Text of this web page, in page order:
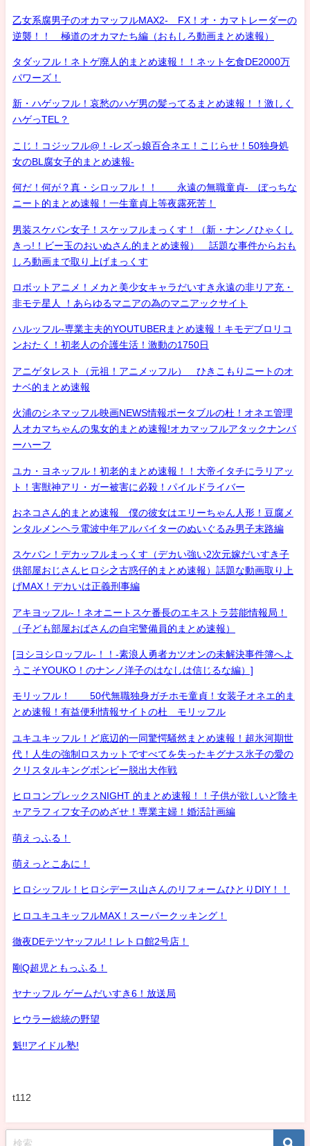
乙女系腐男子のオカマッフルMAX2- FX！オ・カマトレーダーの
逆襲！！ 極道のオカマたち編（おもしろ動画まとめ速報）
タダッフル！ネトゲ廃人的まとめ速報！！ネット乞食DE2000万
パワーズ！
新・ハゲッフル！哀愁のハゲ男の髪ってるまとめ速報！！激しく
ハゲっTEL？
こじ！コジッフル@！-レズっ娘百合ネエ！こじらせ！50独身処
女のBL腐女子的まとめ速報-
何だ！何が？真・シロッフル！！ 永遠の無職童貞- ぼっちな
ニート的まとめ速報！一生童貞上等夜露死苦！
男装スケバン女子！スケッフルまっくす！（新・ナンノひゃくし
きっ!！ビー玉のおいぬさん的まとめ速報） 話題な事件からおも
しろ動画まで取り上げまっくす
ロボットアニメ！メカと美少女キャラだいすき永遠の非リア充・
非モテ星人 ！あらゆるマニアの為のマニアックサイト
ハルッフル-専業主夫的YOUTUBERまとめ速報！キモデブロリコ
ンおたく！初老人の介護生活！激動の1750日
アニゲタレスト（元祖！アニメッフル） ひきこもりニートのオ
ナベ的まとめ速報
火浦のシネマッフル映画NEWS情報ポータブルの杜！オネエ管理
人オカマちゃんの鬼女的まとめ速報!オカマッフルアタックナンバ
ーハーフ
ユカ・ヨネッフル！初老的まとめ速報！！大帝イタチにラリアッ
ト！害獣神アリ・ガー被害に必殺！パイルドライバー
おネコさん的まとめ速報 僕の彼女はエリーちゃん人形！豆腐メ
ンタルメンヘラ電波中年アルバイターのぬいぐるみ男子末路編
スケバン！デカッフルまっくす（デカい強い2次元嫁だいすき子
供部屋おじさんヒロシ之古惑仔的まとめ速報）話題な動画取り上
げMAX！デカいは正義刑事編
アキヨッフル-！ネオニートスケ番長のエキストラ芸能情報局！
（子ども部屋おばさんの自宅警備員的まとめ速報）
[ヨシヨシロッフル-！！-素浪人勇者カツオンの未解決事件簿へよ
うこそYOUKO！のナンノ洋子のはなしは信じるな編）]
モリッフル！ 50代無職独身ガチホモ童貞！女装子オネエ的ま
とめ速報！有益便利情報サイトの杜 モリッフル
ユキユキッフル！ど底辺的一同驚愕騒然まとめ速報！超氷河期世
代！人生の強制ロスカットですべてを失ったキグナス氷子の愛の
クリスタルキングボンビー脱出大作戦
ヒロコンプレックスNIGHT 的まとめ速報！！子供が欲しいど陰キ
ャアラフィフ女子のめざせ！専業主婦！婚活計画編
萌えっふる！
萌えっとこあに！
ヒロシッフル！ヒロシデース山さんのリフォームひとりDIY！！
ヒロユキユキッフルMAX！スーパークッキング！
徹夜DEテツヤッフル!！レトロ館2号店！
剛Q超児ともっふる！
ヤナッフル ゲームだいすき6！放送局
ヒウラー総統の野望
魁!!アイドル塾!
t112